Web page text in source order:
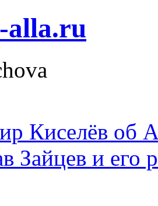
alla.ru
Киселёв об
Зайцев и его